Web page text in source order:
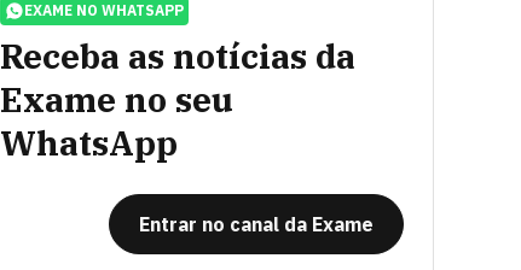
EXAME NO WHATSAPP
Receba as notícias da
Exame no seu
WhatsApp
Entrar no canal da Exame